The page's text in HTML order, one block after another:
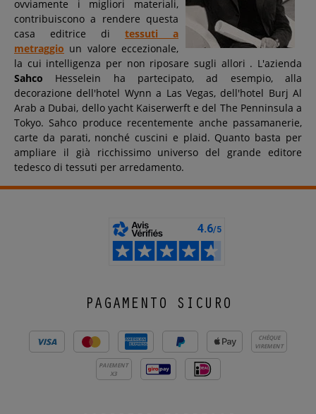
ovviamente i migliori materiali,
contribuiscono a rendere questa
casa editrice di tessuti a
metraggio un valore eccezionale,
la cui intelligenza per non riposare sugli allori . L'azienda
Sahco Hesselein ha partecipato, ad esempio, alla
decorazione dell'hotel Wynn a Las Vegas, dell'hotel Burj Al
Arab a Dubai, dello yacht Kaiserwerft e del The Penninsula a
Tokyo. Sahco produce recentemente anche passamanerie,
carte da parati, nonché cuscini e plaid. Quanto basta per
ampliare il già ricchissimo universo del grande editore
tedesco di tessuti per arredamento.
PAGAMENTO SICURO
CHÈQUE
VIREMENT
PAIEMENT
X3